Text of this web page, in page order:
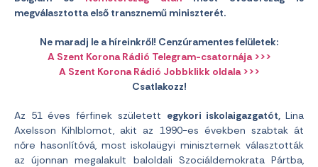
megválasztotta első transznemű miniszterét.
Ne maradj le a híreinkről! Cenzúramentes felületek:
A Szent Korona Rádió Telegram-csatornája >>>
A Szent Korona Rádió Jobbklikk oldala >>>
Csatlakozz!
Az 51 éves férfinek született egykori iskolaigazgatót,Lina
Axelsson Kihlblomot, akit az 1990-es években szabtak át
nőre hasonlítóvá, most iskolaügyi miniszternek választották
az újonnan megalakult baloldali Szociáldemokrata Pártba,